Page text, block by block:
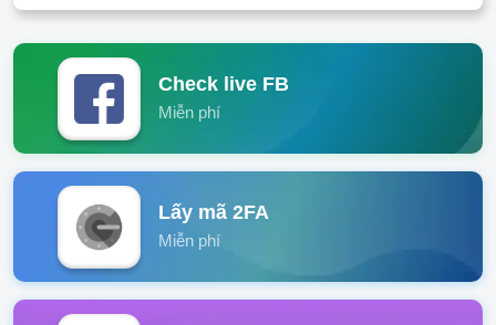
Check live FB
Miễn phí
Lấy mã 2FA
Miễn phí